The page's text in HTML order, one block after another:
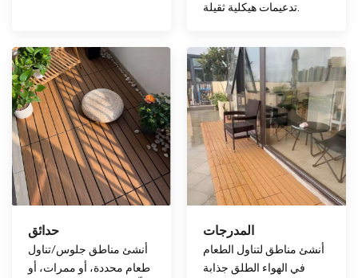
تدعيمات هيكلية ثقيلة.
حدائق
أنشئ مناطق جلوس/تناول
طعام محددة، أو ممرات، أو
المدرجات
أنشئ مناطق لتناول الطعام
في الهواء الطلق جذابة